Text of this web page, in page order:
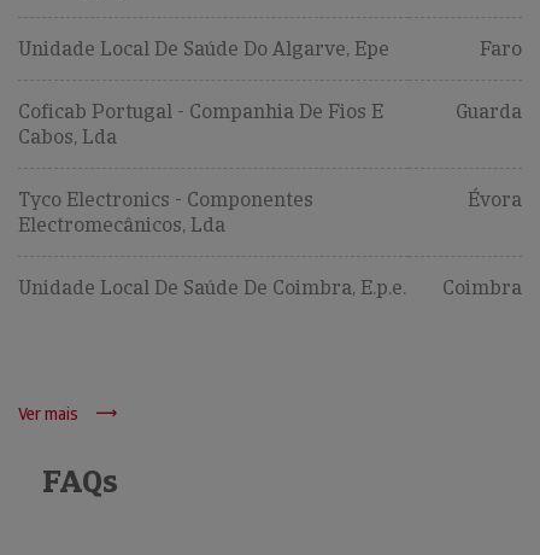
Unidade Local De Saúde Do Algarve, Epe Faro
Coficab Portugal - Companhia De Fios E
Cabos, Lda
Guarda
Tyco Electronics - Componentes
Electromecânicos, Lda
Évora
Unidade Local De Saúde De Coimbra, E.p.e. Coimbra
Ver mais
FAQs